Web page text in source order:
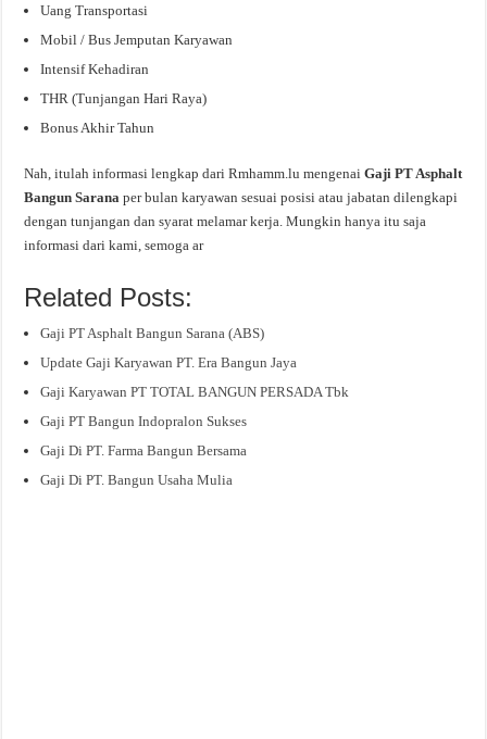
Uang Transportasi
Mobil / Bus Jemputan Karyawan
Intensif Kehadiran
THR (Tunjangan Hari Raya)
Bonus Akhir Tahun
Nah, itulah informasi lengkap dari Rmhamm.lu mengenaiGaji PT Asphalt
Bangun Saranaper bulan karyawan sesuai posisi atau jabatan dilengkapi
dengan tunjangan dan syarat melamar kerja. Mungkin hanya itu saja
informasi dari kami, semoga ar
Related Posts:
Gaji PT Asphalt Bangun Sarana (ABS)
Update Gaji Karyawan PT. Era Bangun Jaya
Gaji Karyawan PT TOTAL BANGUN PERSADA Tbk
Gaji PT Bangun Indopralon Sukses
Gaji Di PT. Farma Bangun Bersama
Gaji Di PT. Bangun Usaha Mulia